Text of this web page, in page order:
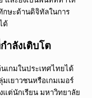
กษะด้านดิจิทัลในการ
ด้
ำลังเติบโต
เกมในประเทศไทยได้
เยาวชนหรือเกมเมอร์
ต่นักเรียน มหาวิทยาลัย